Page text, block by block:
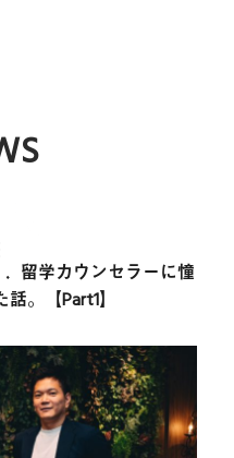
留学カウンセラーに憧
。【Part1】